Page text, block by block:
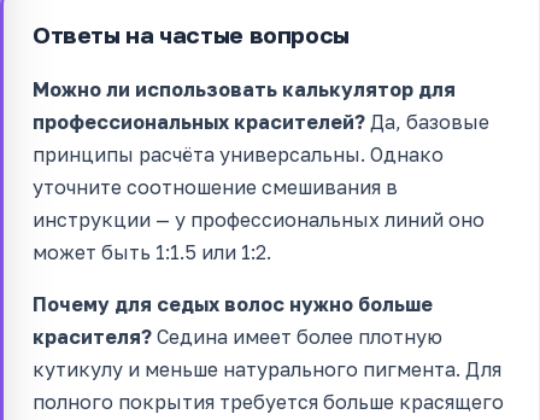
Ответы на частые вопросы
Можно ли использовать калькулятор для
профессиональных красителей? Да, базовые
принципы расчёта универсальны. Однако
уточните соотношение смешивания в
инструкции — у профессиональных линий оно
может быть 1:1.5 или 1:2.
Почему для седых волос нужно больше
красителя? Седина имеет более плотную
кутикулу и меньше натурального пигмента. Для
полного покрытия требуется больше красящего